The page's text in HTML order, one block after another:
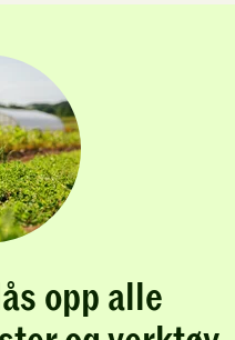
opp alle